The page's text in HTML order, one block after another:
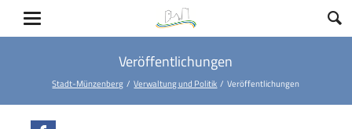
Veröffentlichungen
Stadt-Münzenberg Verwaltung und Politik Veröffentlichungen